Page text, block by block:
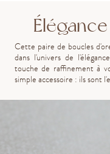
Cette paire de boucles
dans l'univers de
touche de raffinement à
simple accessoire : ils sont